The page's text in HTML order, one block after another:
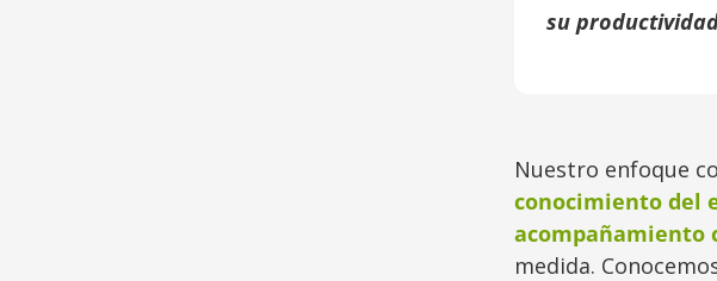
su
Nuestro enfoque
conocimiento del
acompañamiento
medida.